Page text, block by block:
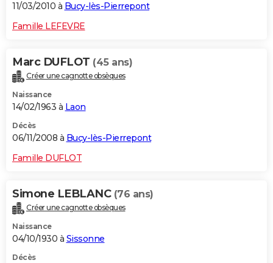
11/03/2010 à Bucy-lès-Pierrepont
Famille LEFEVRE
Marc DUFLOT (45 ans)
Créer une cagnotte obsèques
Naissance
14/02/1963 à Laon
Décès
06/11/2008 à Bucy-lès-Pierrepont
Famille DUFLOT
Simone LEBLANC (76 ans)
Créer une cagnotte obsèques
Naissance
04/10/1930 à Sissonne
Décès